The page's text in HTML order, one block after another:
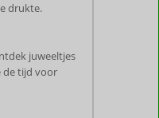
drukte.
juweeltjes
de tijd voor